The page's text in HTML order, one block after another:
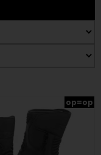
op=op